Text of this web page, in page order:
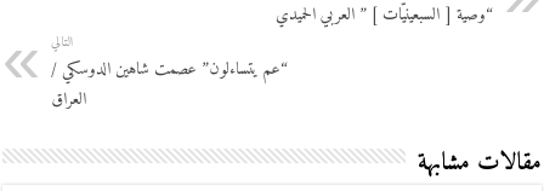
“وصية [ السبعينيّات ] ” العربي الحميدي
التالي
“عم يتساءلون” عصمت شاهين الدوسكي /
العراق
مقالات مشابهة